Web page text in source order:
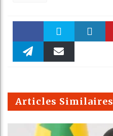
Faceboo Twitter
m
Articles Similaires